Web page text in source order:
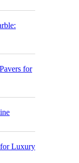
for
for Luxury